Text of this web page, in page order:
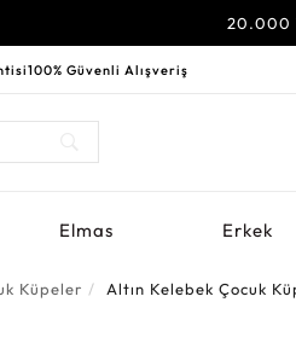
20.000
100% Güvenli Alışveriş
Elmas Erkek
Küpeler Altın Kelebek Çocuk